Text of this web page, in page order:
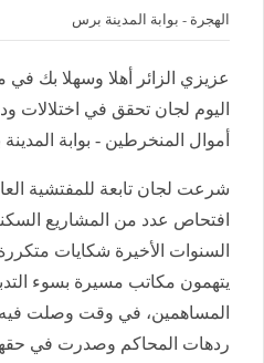
الهجرة - بوابة المدينة برس
عزيزي الزائر أهلا وسهلا بك
اليوم لجان تحقق في اختلالات
أموال المنخرطين - بوابة
شرعت لجان تابعة للمفتشية
افتحاص عدد من المشاريع
السنوات الأخيرة شكايات
يتهمون مكاتب مسيرة بسوء
المساهمين، في وقت وصلت
ردهات المحاكم وصدرت في